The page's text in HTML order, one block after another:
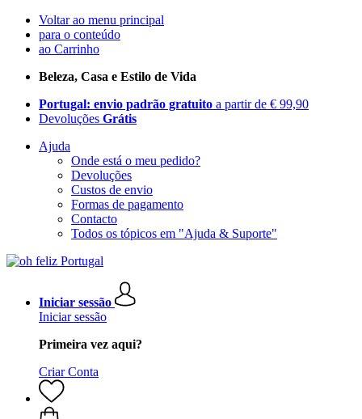
Voltar ao menu principal
para o conteúdo
ao Carrinho
Beleza, Casa e Estilo de Vida
Portugal: envio padrão gratuito a partir de € 99,90
Devoluções Grátis
Ajuda
Onde está o meu pedido?
Devoluções
Custos de envio
Formas de pagamento
Contacto
Todos os tópicos em "Ajuda & Suporte"
Iniciar sessão
Iniciar sessão
Primeira vez aqui?
Criar Conta